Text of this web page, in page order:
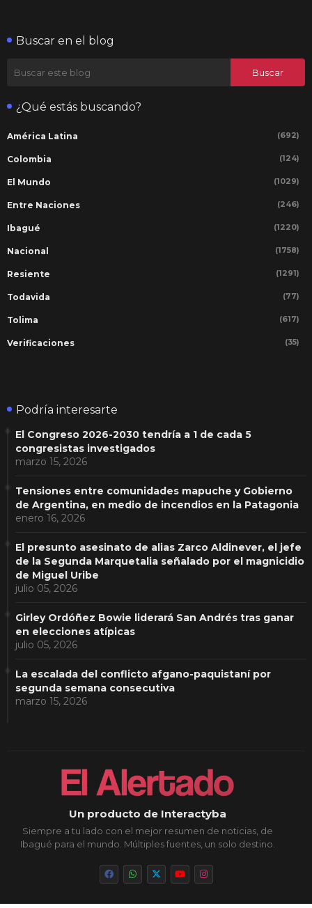
Buscar en el blog
¿Qué estás buscando?
América Latina (692)
Colombia (124)
El Mundo (1029)
Entre Naciones (246)
Ibagué (1220)
Nacional (1758)
Resiente (1291)
Todavida (77)
Tolima (617)
Verificaciones (35)
Podría interesarte
El Congreso 2026-2030 tendría a 1 de cada 5
congresistas investigados
marzo 15, 2026
Tensiones entre comunidades mapuche y Gobierno
de Argentina, en medio de incendios en la Patagonia
enero 16, 2026
El presunto asesinato de alias Zarco Aldinever, el jefe
de la Segunda Marquetalia señalado por el magnicidio
de Miguel Uribe
julio 05, 2026
Girley Ordóñez Bowie liderará San Andrés tras ganar
en elecciones atípicas
julio 05, 2026
La escalada del conflicto afgano-paquistaní por
segunda semana consecutiva
marzo 15, 2026
Un producto de Interactyba
Siempre a tu lado con el mejor resumen de noticias, de
Ibagué para el mundo. Múltiples fuentes, un solo destino.